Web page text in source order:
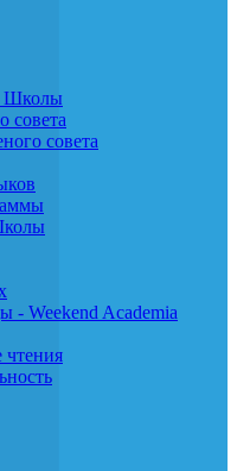
Школы
совета
совета
- Weekend Academia